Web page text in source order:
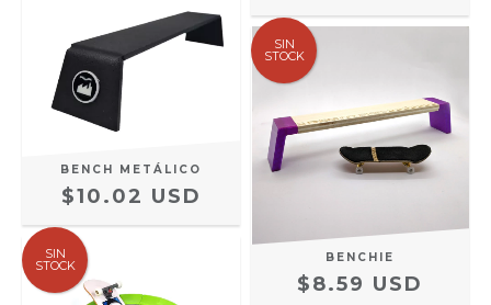
BENCH METÁLICO
$10.02 USD
SIN
STOCK
BENCHIE
$8.59 USD
SIN
STOCK